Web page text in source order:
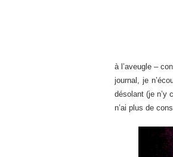
à l’aveugle –
journal, je
désolant (je n’y
n’ai plus de